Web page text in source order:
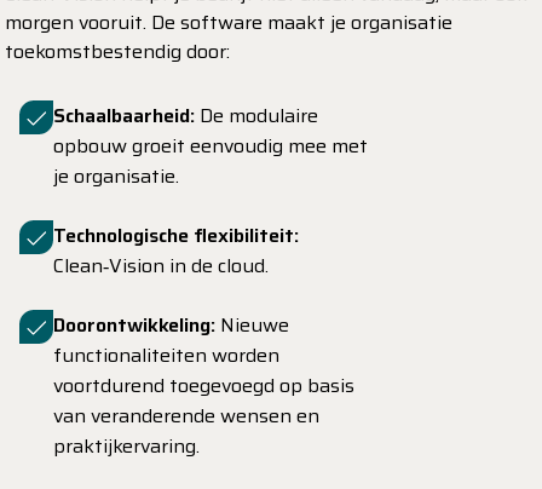
morgen vooruit. De software maakt je organisatie
toekomstbestendig door:
Schaalbaarheid: De modulaire
opbouw groeit eenvoudig mee met
je organisatie.
Technologische flexibiliteit:
Clean‑Vision in de cloud.
Doorontwikkeling: Nieuwe
functionaliteiten worden
voortdurend toegevoegd op basis
van veranderende wensen en
praktijkervaring.